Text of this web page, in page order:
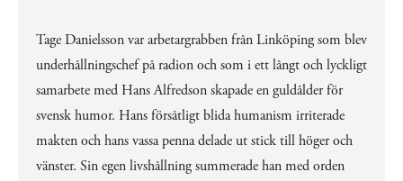
Tage Danielsson var arbetargrabben från Linköping som blev
underhållningschef på radion och som i ett långt och lyckligt
samarbete med Hans Alfredson skapade en guldålder för
svensk humor. Hans försåtligt blida humanism irriterade
makten och hans vassa penna delade ut stick till höger och
vänster. Sin egen livshållning summerade han med orden